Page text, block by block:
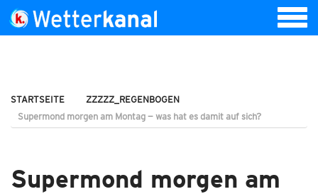
STARTSEITE
ZZZZZ_REGENBOGEN
Supermond morgen am Montag — was hat es damit auf sich?
Supermond morgen am